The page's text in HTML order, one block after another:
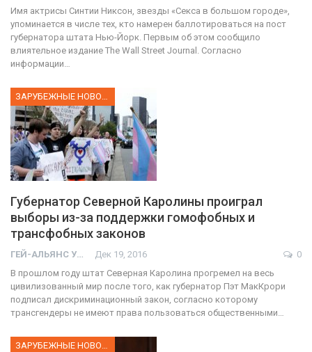
Имя актрисы Синтии Никсон, звезды «Секса в большом городе»,
упоминается в числе тех, кто намерен баллотироваться на пост
губернатора штата Нью-Йорк. Первым об этом сообщило
влиятельное издание The Wall Street Journal. Согласно
информации…
ЗАРУБЕЖНЫЕ НОВОСТИ
Губернатор Северной Каролины проиграл
выборы из-за поддержки гомофобных и
трансфобных законов
ГЕЙ-АЛЬЯНС УКРАИНА Дек 19, 2016
0
В прошлом году штат Северная Каролина прогремел на весь
цивилизованный мир после того, как губернатор Пэт МакКрори
подписал дискриминационный закон, согласно которому
трансгендеры не имеют права пользоваться общественными…
ЗАРУБЕЖНЫЕ НОВОСТИ